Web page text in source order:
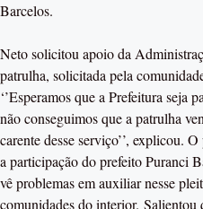
Barcelos.
Neto solicitou apoio da
patrulha, solicitada pela
‘’Esperamos que a Prefeitura seja
não conseguimos que a patrulha
carente desse serviço’’, explicou.
a participação do prefeito Puranci
vê problemas em auxiliar nesse
comunidades do interior. Salientou